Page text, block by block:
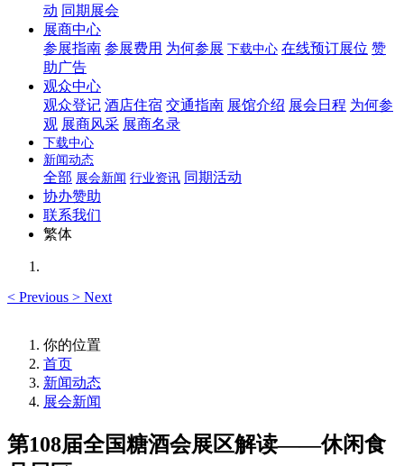
动 同期展会
展商中心
参展指南 参展费用 为何参展 下载中心 在线预订展位 赞
助广告
观众中心
观众登记 酒店住宿 交通指南 展馆介绍 展会日程 为何参
观 展商风采 展商名录
下载中心
新闻动态
全部 展会新闻 行业资讯 同期活动
协办赞助
联系我们
繁体
< Previous > Next
你的位置
首页
新闻动态
展会新闻
第108届全国糖酒会展区解读——休闲食